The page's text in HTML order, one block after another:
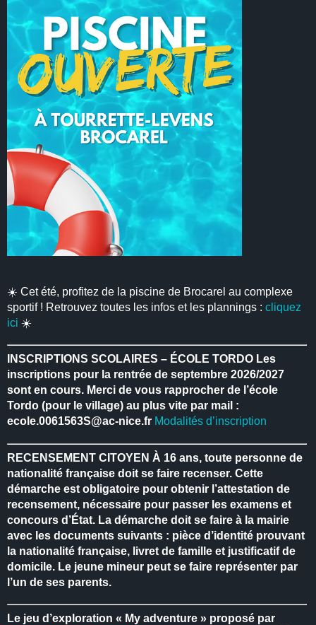
☀️ Cet été, profitez de la piscine de Brocarel au complexe
sportif ! Retrouvez toutes les infos et les plannings :cliquez
ici ☀️
INSCRIPTIONS SCOLAIRES – ÉCOLE TORDO Les
inscriptions pour la rentrée de septembre 2026/2027
sont en cours. Merci de vous rapprocher de l’école
Tordo (pour le village) au plus vite par mail :
ecole.0061563S@ac-nice.fr Modalités d’inscription
RECENSEMENT CITOYEN À 16 ans, toute personne de
nationalité française doit se faire recenser. Cette
démarche est obligatoire pour obtenir l’attestation de
recensement, nécessaire pour passer les examens et
concours d’État. La démarche doit se faire à la mairie
avec les documents suivants : pièce d’identité prouvant
la nationalité française, livret de famille et justificatif de
domicile. Le jeune mineur peut se faire représenter par
l’un de ses parents.
Le jeu d’exploration « My adventure » proposé par